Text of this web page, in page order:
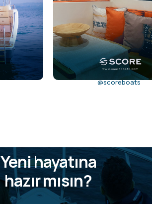
@scoreboats
Yeni hayatına
hazır mısın?